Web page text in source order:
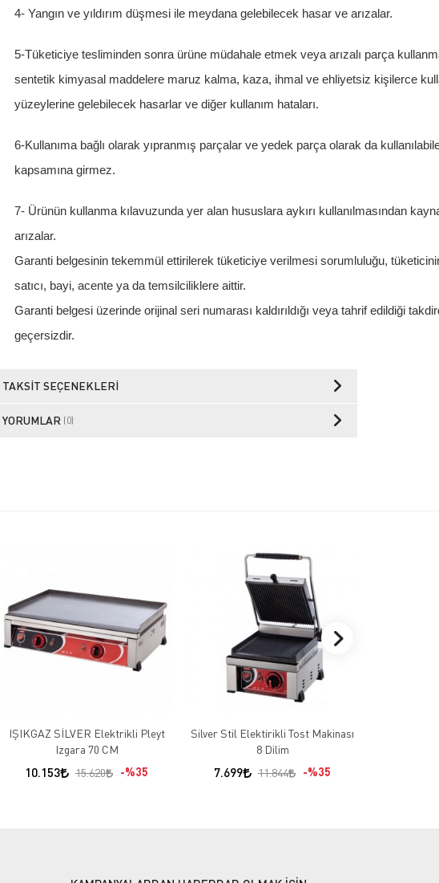
4- Yangın ve yıldırım düşmesi ile meydana gelebilecek hasar ve arızalar.
5-Tüketiciye tesliminden sonra ürüne müdahale etmek veya arızalı parça
sentetik kimyasal maddelere maruz kalma, kaza, ihmal ve ehliyetsiz kişilerce
yüzeylerine gelebilecek hasarlar ve diğer kullanım hataları.
6-Kullanıma bağlı olarak yıpranmış parçalar ve yedek parça olarak da
kapsamına girmez.
7- Ürünün kullanma kılavuzunda yer alan hususlara aykırı kullanılmasından
arızalar.
Garanti belgesinin tekemmül ettirilerek tüketiciye verilmesi sorumluluğu, tüketicinin
satıcı, bayi, acente ya da temsilciliklere aittir.
Garanti belgesi üzerinde orijinal seri numarası kaldırıldığı veya tahrif edildiği
geçersizdir.
TAKSIT SEÇENEKLERI
YORUMLAR (0)
IŞIKGAZ SİLVER Elektrikli Pleyt
Izgara 70 CM
10.153 15.620 %35
Silver Stil Elektirikli Tost Makinası
8 Dilim
7.699 11.844 %35